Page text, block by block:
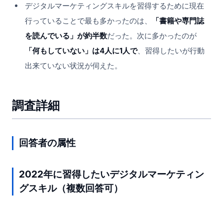
デジタルマーケティングスキルを習得するために現在
行っていることで最も多かったのは、
「書籍や専門誌
を読んでいる」が約半数だった。次に多かったのが
「何もしていない」は4人に1人で、習得したいが行動
出来ていない状況が伺えた。
調査詳細
回答者の属性
2022年に習得したいデジタルマーケティン
グスキル（複数回答可）